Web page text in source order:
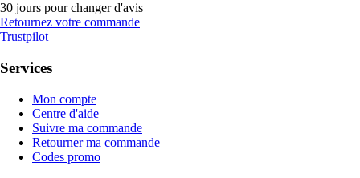
30 jours pour changer d'avis
Retournez votre commande
Trustpilot
Services
Mon compte
Centre d'aide
Suivre ma commande
Retourner ma commande
Codes promo